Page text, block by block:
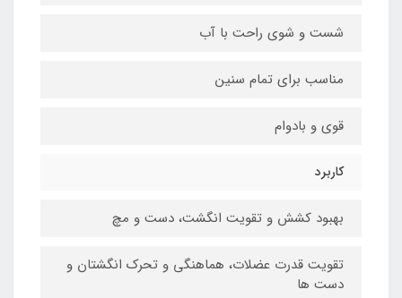
شست و شوی راحت با آب
مناسب برای تمام سنین
قوی و بادوام
کاربرد
بهبود کشش و تقویت انگشت، دست و مچ
تقویت قدرت عضلات، هماهنگی و تحرک انگشتان و
دست ها